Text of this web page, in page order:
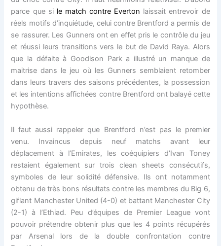
parce que si le match contre Everton laissait entrevoir de
réels motifs d’inquiétude, celui contre Brentford a permis de
se rassurer. Les Gunners ont en effet pris le contrôle du jeu
et réussi leurs transitions vers le but de David Raya. Alors
que la défaite à Goodison Park a illustré un manque de
maitrise dans le jeu où les Gunners semblaient retomber
dans leurs travers des saisons précédentes, la possession
et les intentions affichées contre Brentford ont balayé cette
hypothèse.
Il faut aussi rappeler que Brentford n’est pas le premier
venu. Invaincus depuis neuf matchs avant leur
déplacement à l’Emirates, les coéquipiers d’Ivan Toney
restaient également sur trois clean sheets consécutifs,
symboles de leur solidité défensive. Ils ont notamment
obtenu de très bons résultats contre les membres du Big 6,
giflant Manchester United (4-0) et battant Manchester City
(2-1) à l’Ethiad. Peu d’équipes de Premier League vont
pouvoir prétendre obtenir plus que les 4 points récupérés
par Arsenal lors de la double confrontation contre